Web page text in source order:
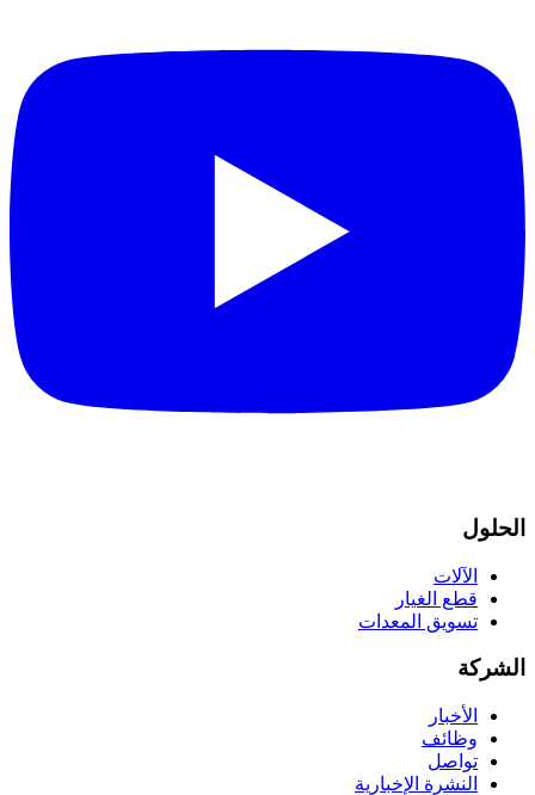
الحلول
الآلات
قطع الغيار
تسويق المعدات
الشركة
الأخبار
وظائف
تواصل
النشرة الإخبارية